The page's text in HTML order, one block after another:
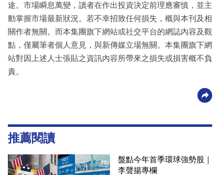
途。市場瞬息萬變，讀者在作出投資決定前理應審慎，並主
動掌握市場最新狀況。若不幸招致任何損失，概與本刊及相
關作者無關。而本集團旗下網站或社交平台的網誌內容及觀
點，僅屬筆者個人意見，與新傳媒立場無關。本集團旗下網
站對因上述人士張貼之資訊內容所帶來之損失或損害概不負
責。
推薦閱讀
盤點今年首季環球強勢股｜
李聲揚專欄